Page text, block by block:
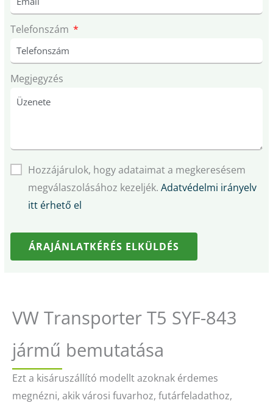
Telefonszám
Megjegyzés
Hozzájárulok, hogy adataimat a megkeresésem
megválaszolásához kezeljék. Adatvédelmi irányelv
itt érhető el
ÁRAJÁNLATKÉRÉS ELKÜLDÉS
VW Transporter T5 SYF-843
jármű bemutatása
Ezt a kisáruszállító modellt azoknak érdemes
megnézni, akik városi fuvarhoz, futárfeladathoz,